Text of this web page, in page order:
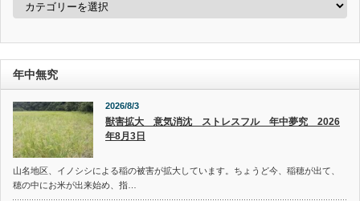
ー
年中無究
2026/8/3
獣害拡大 意気消沈 ストレスフル 年中夢究 2026
年8月3日
山名地区、イノシシによる稲の被害が拡大しています。ちょうど今、稲穂が出て、
穂の中にお米が出来始め、指…